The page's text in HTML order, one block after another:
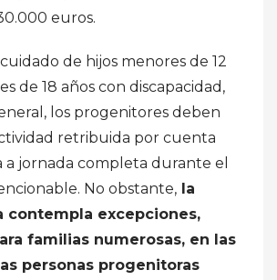
euros.
de hijos menores de 12
de 18 años con discapacidad,
los progenitores deben
retribuida por cuenta
a jornada completa durante el
No obstante, la
contempla excepciones,
familias numerosas, en las
personas progenitoras